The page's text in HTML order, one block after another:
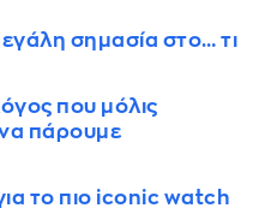
σημασία στο… τι
που μόλις
να πάρουμε
το πιο iconic watch